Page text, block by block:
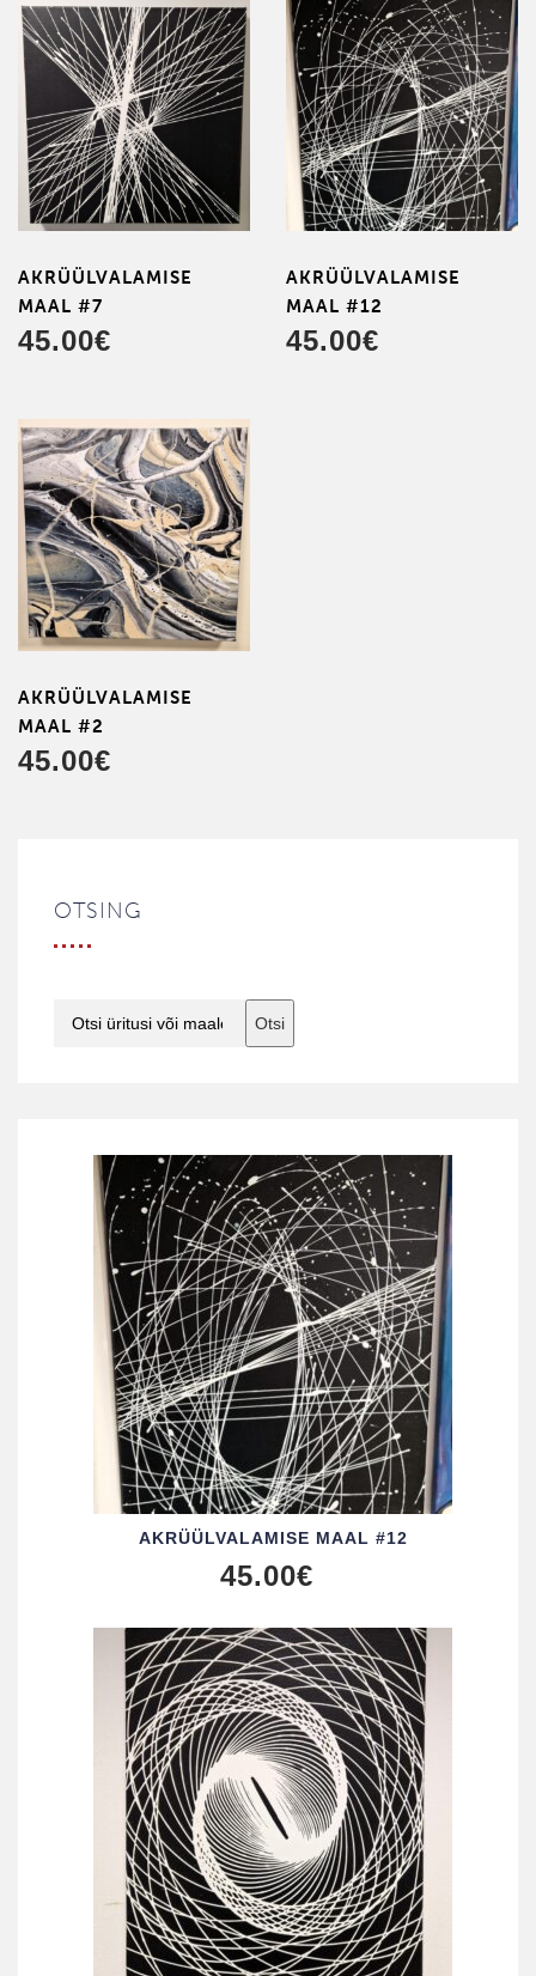
AKRÜÜL­VALAMISE
MAAL #7
45.00€
AKRÜÜL­VALAMISE
MAAL #12
45.00€
AKRÜÜL­VALAMISE
MAAL #2
45.00€
OTSING
Otsi
AKRÜÜL­VALAMISE MAAL #12
45.00€